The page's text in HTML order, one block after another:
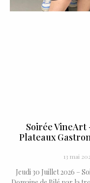
Soirée VineArt
Plateaux
13 mai
Jeudi 30 Juillet 2026 –